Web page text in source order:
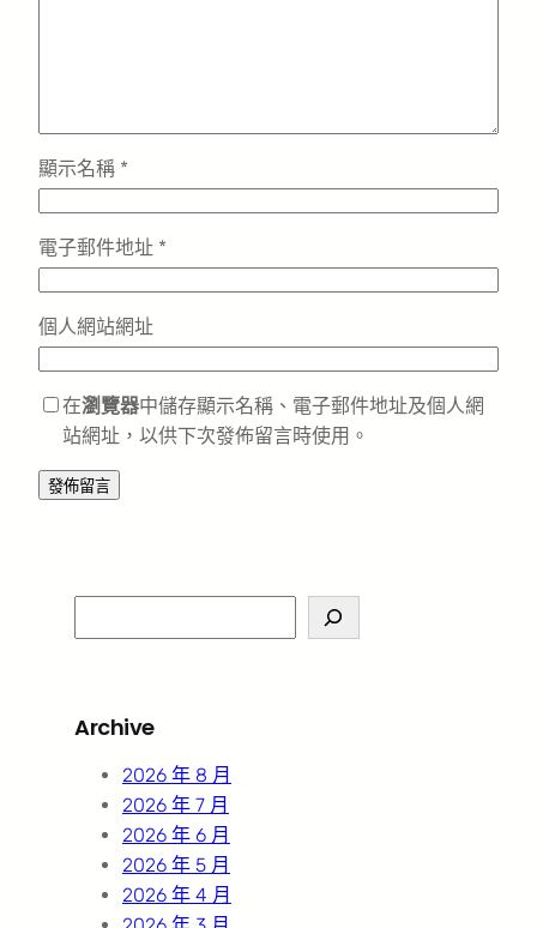
顯示名稱 *
電子郵件地址 *
個人網站網址
在瀏覽器中儲存顯示名稱、電子郵件地址及個人網
站網址，以供下次發佈留言時使用。
e
c
Archive
2026 年 8 月
2026 年 7 月
2026 年 6 月
2026 年 5 月
2026 年 4 月